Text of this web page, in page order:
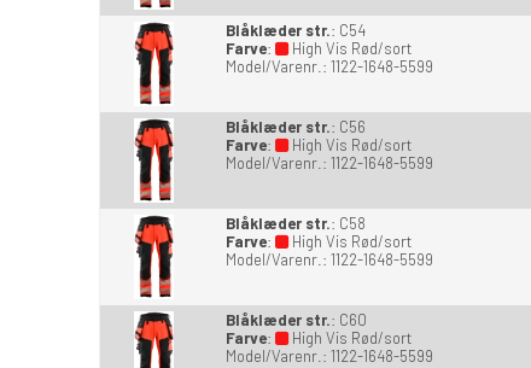
Blåklæder str.: C54
Farve:
High Vis Rød/sort
Model/Varenr.: 1122-1648-5599
Blåklæder str.: C56
Farve:
High Vis Rød/sort
Model/Varenr.: 1122-1648-5599
Blåklæder str.: C58
Farve:
High Vis Rød/sort
Model/Varenr.: 1122-1648-5599
Blåklæder str.: C60
Farve:
High Vis Rød/sort
Model/Varenr.: 1122-1648-5599